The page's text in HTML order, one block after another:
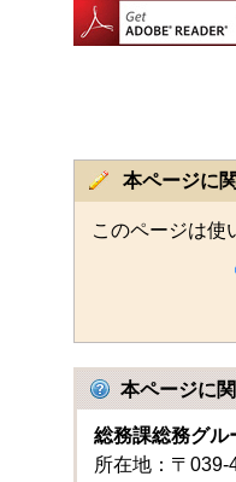
本ページに
このページは使
本ページに
総務課総務グル
所在地：〒